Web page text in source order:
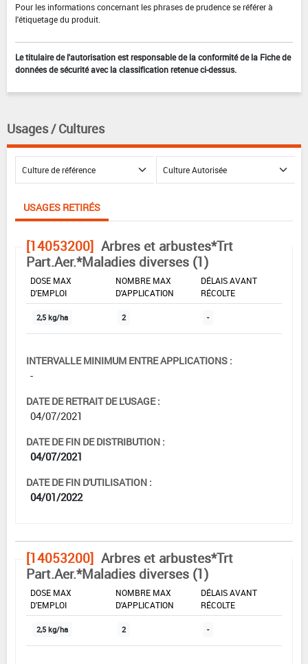
Pour les informations concernant les phrases de prudence se référer à
l'étiquetage du produit.
Le titulaire de l'autorisation est responsable de la conformité de la Fiche de
données de sécurité avec la classification retenue ci-dessus.
Usages / Cultures
USAGES RETIRÉS
[14053200] Arbres et arbustes*Trt
Part.Aer.*Maladies diverses (1)
DOSE MAX
D'EMPLOI
NOMBRE MAX
D'APPLICATION
DÉLAIS AVANT
RÉCOLTE
2,5 kg/ha 2 -
INTERVALLE MINIMUM ENTRE APPLICATIONS :
-
DATE DE RETRAIT DE L'USAGE :
04/07/2021
DATE DE FIN DE DISTRIBUTION :
04/07/2021
DATE DE FIN D'UTILISATION :
04/01/2022
[14053200] Arbres et arbustes*Trt
Part.Aer.*Maladies diverses (1)
DOSE MAX
D'EMPLOI
NOMBRE MAX
D'APPLICATION
DÉLAIS AVANT
RÉCOLTE
2,5 kg/ha 2 -